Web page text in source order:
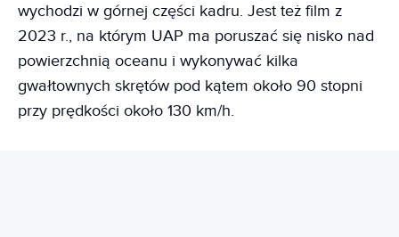
wychodzi w górnej części kadru. Jest też film z
2023 r., na którym UAP ma poruszać się nisko nad
powierzchnią oceanu i wykonywać kilka
gwałtownych skrętów pod kątem około 90 stopni
przy prędkości około 130 km/h.